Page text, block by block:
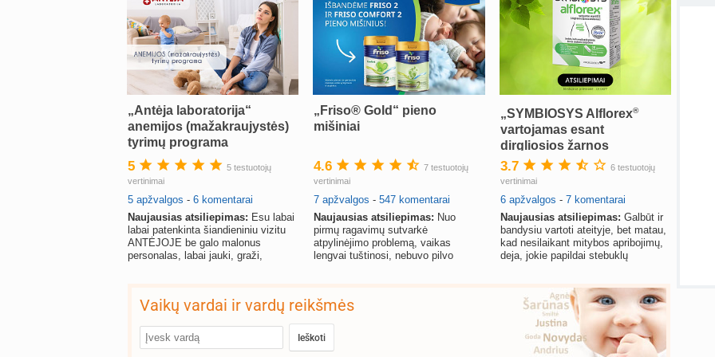
„Antėja laboratorija“
anemijos (mažakraujystės)
tyrimų programa
5
5 testuotojų
vertinimai
5 apžvalgos - 6 komentarai
Naujausias atsiliepimas: Esu labai
labai patenkinta šiandieniniu vizitu
ANTĖJOJE be galo malonus
personalas, labai jauki, graži,
„Friso® Gold“ pieno
mišiniai
4.6
7 testuotojų
vertinimai
7 apžvalgos -547 komentarai
Naujausias atsiliepimas: Nuo
pirmų ragavimų sutvarkė
atpylinėjimo problemą, vaikas
lengvai tuštinosi, nebuvo pilvo
„SYMBIOSYS Alflorex®
vartojamas esant
dirgliosios žarnos
sindromui (DŽS)“
(atsiliepimai)
3.7
6 testuotojų
vertinimai
6 apžvalgos - 7 komentarai
Naujausias atsiliepimas: Galbūt ir
bandysiu vartoti ateityje, bet matau,
kad nesilaikant mitybos apribojimų,
deja, jokie papildai stebuklų
Vaikų vardai ir vardų reikšmės